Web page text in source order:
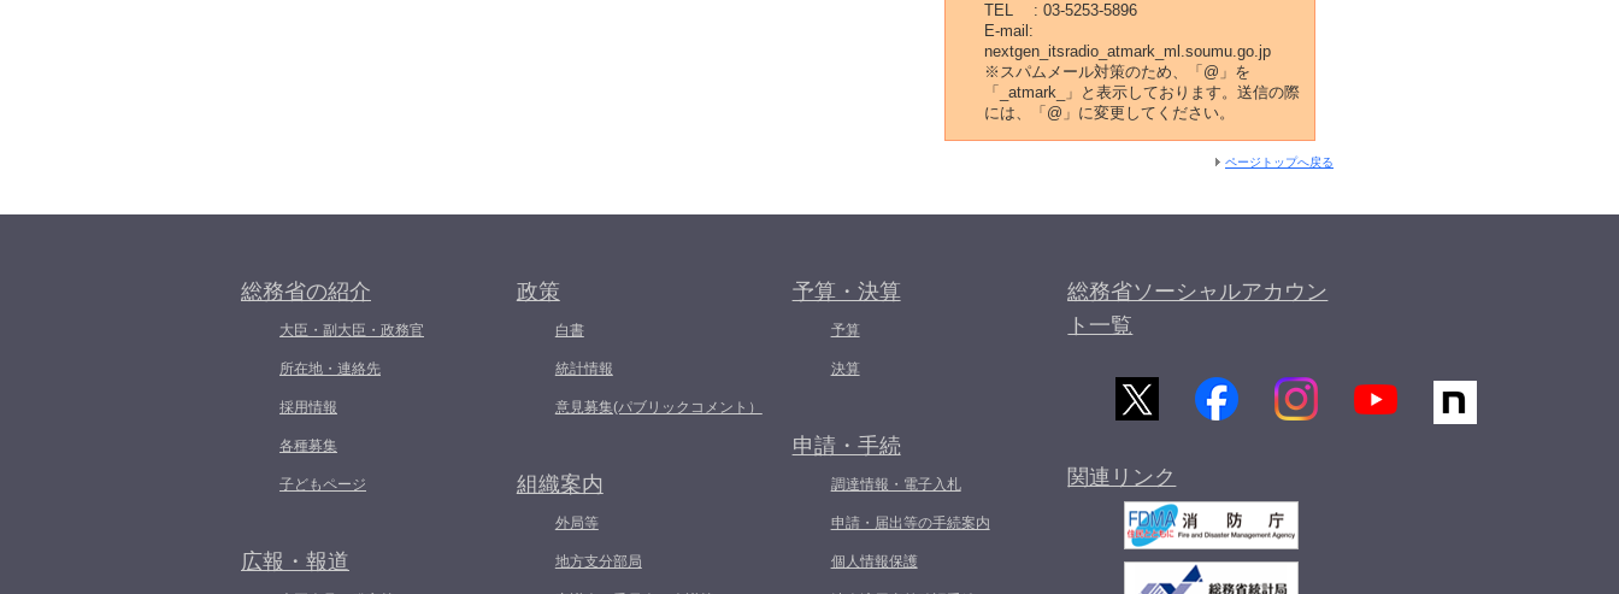
TEL : 03-5253-5896
E-mail:
nextgen_itsradio_atmark_ml.soumu.go.jp
※スパムメール対策のため、「@」を
「_atmark_」と表示しております。送信の際
には、「@」に変更してください。
ページトップへ戻る
総務省の紹介
大臣・副大臣・政務官
所在地・連絡先
採用情報
各種募集
子どもページ
広報・報道
政策
白書
統計情報
意見募集(パブリックコメント）
組織案内
外局等
地方支分部局
予算・決算
予算
決算
申請・手続
調達情報・電子入札
申請・届出等の手続案内
個人情報保護
総務省ソーシャルアカウン
ト一覧
関連リンク